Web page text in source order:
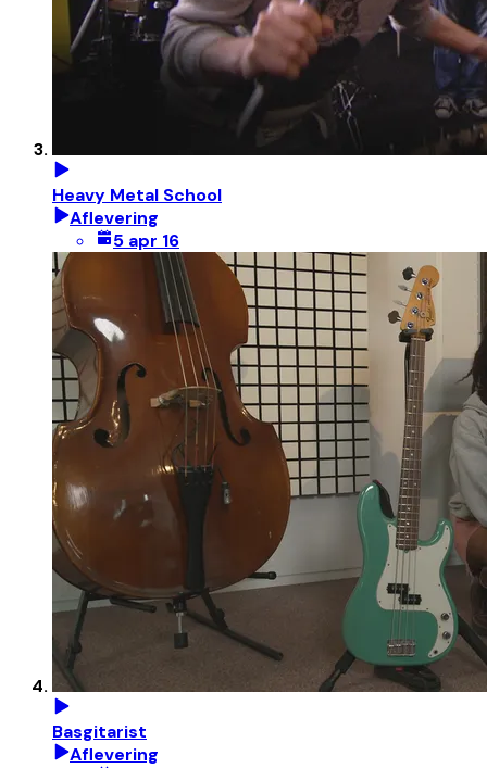
Heavy Metal School
Aflevering
5 apr 16
Basgitarist
Aflevering